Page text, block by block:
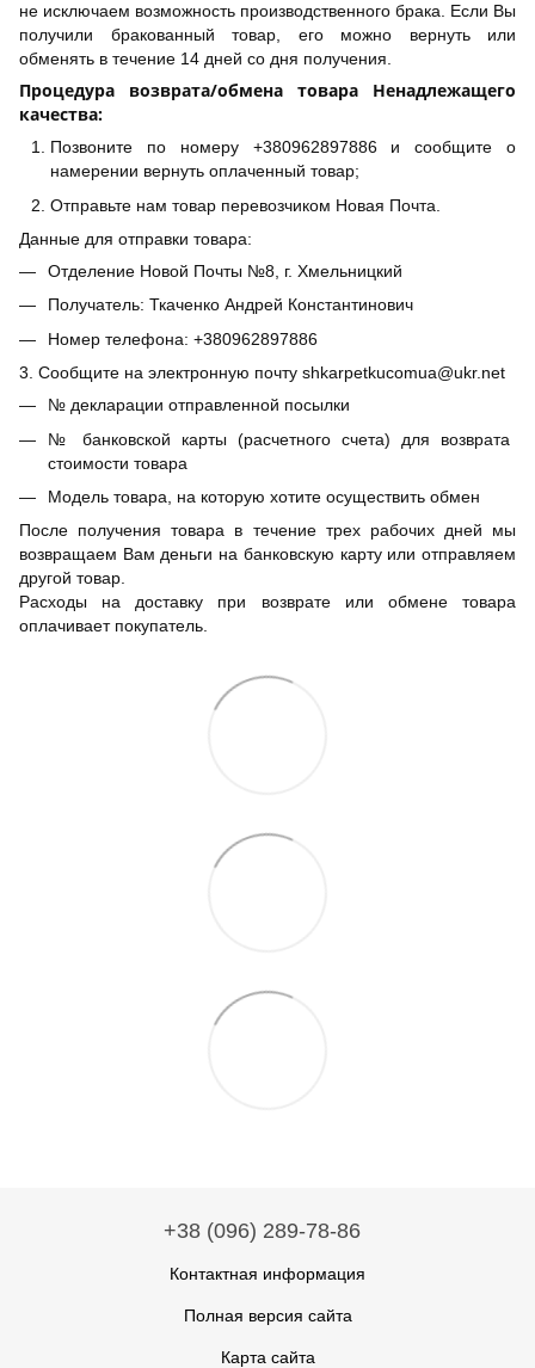
не исключаем возможность производственного брака. Если Вы
получили бракованный товар, его можно вернуть или
обменять в течение 14 дней со дня получения.
Процедура возврата/обмена товара Ненадлежащего
качества:
Позвоните по номеру +380962897886 и сообщите о
намерении вернуть оплаченный товар;
Отправьте нам товар перевозчиком Новая Почта.
Данные для отправки товара:
Отделение Новой Почты №8, г. Хмельницкий
Получатель: Ткаченко Андрей Константинович
Номер телефона: +380962897886
3. Сообщите на электронную почту shkarpetkucomua@ukr.net
№ декларации отправленной посылки
№ банковской карты (расчетного счета) для возврата
стоимости товара
Модель товара, на которую хотите осуществить обмен
После получения товара в течение трех рабочих дней мы
возвращаем Вам деньги на банковскую карту или отправляем
другой товар.
Расходы на доставку при возврате или обмене товара
оплачивает покупатель.
+38 (096) 289-78-86
Контактная информация
Полная версия сайта
Карта сайта